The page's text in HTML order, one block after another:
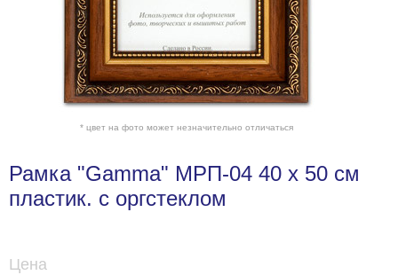
* цвет на фото может незначительно отличаться
Рамка "Gamma" МРП-04 40 х 50 см
пластик. с оргстеклом
Цена